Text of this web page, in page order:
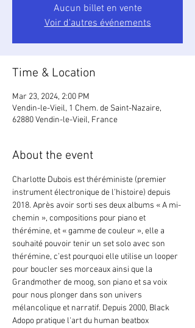
Aucun billet en vente
Voir d'autres événements
Time & Location
Mar 23, 2024, 2:00 PM
Vendin-le-Vieil, 1 Chem. de Saint-Nazaire,
62880 Vendin-le-Vieil, France
About the event
Charlotte Dubois est théréministe (premier
instrument électronique de l’histoire) depuis
2018. Après avoir sorti ses deux albums « A mi-
chemin », compositions pour piano et
thérémine, et « gamme de couleur », elle a
souhaité pouvoir tenir un set solo avec son
thérémine, c’est pourquoi elle utilise un looper
pour boucler ses morceaux ainsi que la
Grandmother de moog, son piano et sa voix
pour nous plonger dans son univers
mélancolique et narratif. Depuis 2000, Black
Adopo pratique l'art du human beatbox